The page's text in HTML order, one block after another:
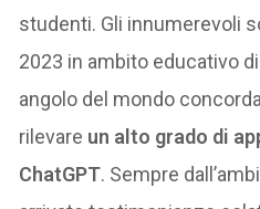
studenti. Gli innumerevoli
2023 in ambito educativo
angolo del mondo
rilevare un alto grado di
ChatGPT. Sempre